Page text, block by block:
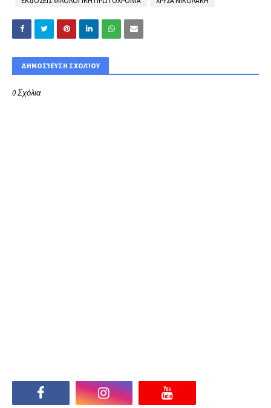
ΔΗΜΟΣΊΕΥΣΗ ΣΧΟΛΊΟΥ
0 Σχόλια